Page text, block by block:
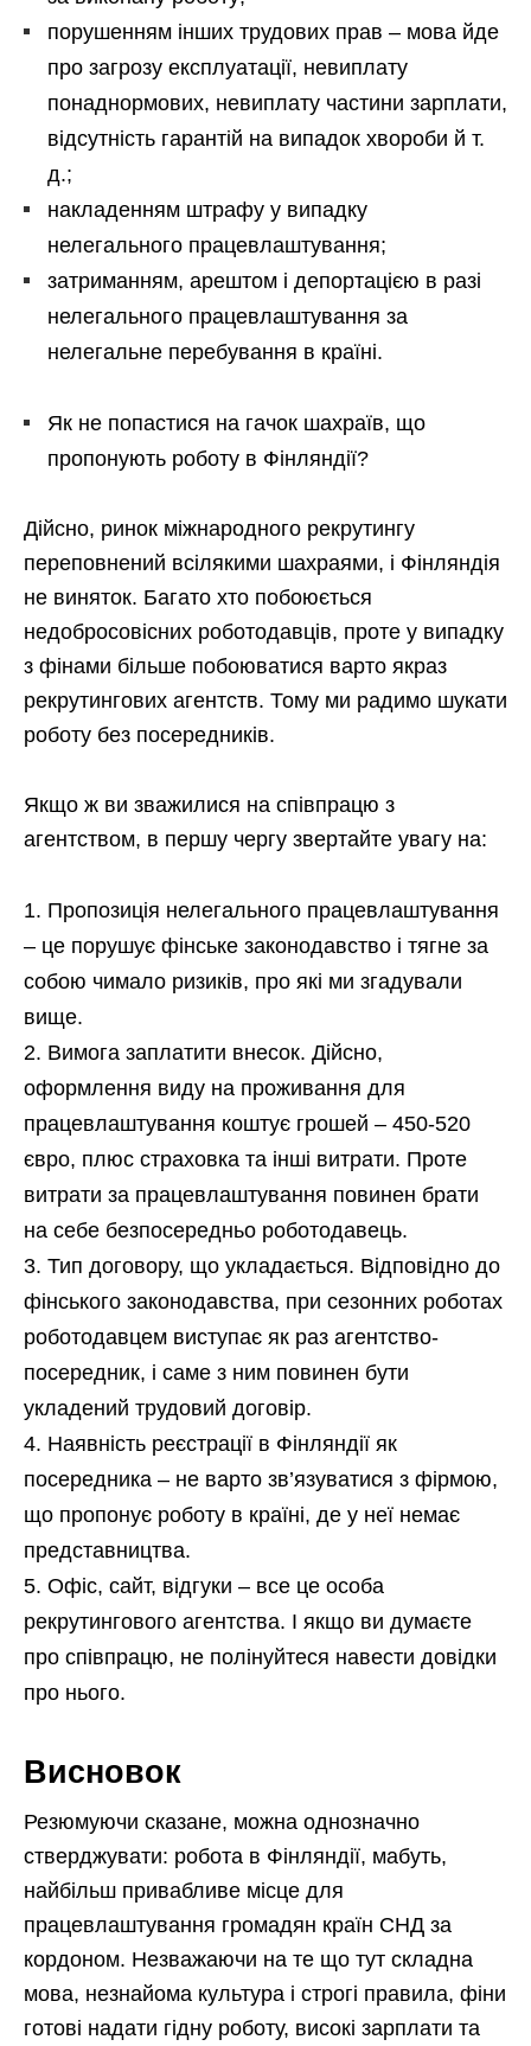
порушенням інших трудових прав – мова йде
про загрозу експлуатації, невиплату
понаднормових, невиплату частини зарплати,
відсутність гарантій на випадок хвороби й т.
д.;
накладенням штрафу у випадку
нелегального працевлаштування;
затриманням, арештом і депортацією в разі
нелегального працевлаштування за
нелегальне перебування в країні.
Як не попастися на гачок шахраїв, що
пропонують роботу в Фінляндії?
Дійсно, ринок міжнародного рекрутингу
переповнений всілякими шахраями, і Фінляндія
не виняток. Багато хто побоюється
недобросовісних роботодавців, проте у випадку
з фінами більше побоюватися варто якраз
рекрутингових агентств. Тому ми радимо шукати
роботу без посередників.
Якщо ж ви зважилися на співпрацю з
агентством, в першу чергу звертайте увагу на:
Пропозиція нелегального працевлаштування
– це порушує фінське законодавство і тягне за
собою чимало ризиків, про які ми згадували
вище.
Вимога заплатити внесок. Дійсно,
оформлення виду на проживання для
працевлаштування коштує грошей – 450-520
євро, плюс страховка та інші витрати. Проте
витрати за працевлаштування повинен брати
на себе безпосередньо роботодавець.
Тип договору, що укладається. Відповідно до
фінського законодавства, при сезонних роботах
роботодавцем виступає як раз агентство-
посередник, і саме з ним повинен бути
укладений трудовий договір.
Наявність реєстрації в Фінляндії як
посередника – не варто зв’язуватися з фірмою,
що пропонує роботу в країні, де у неї немає
представництва.
Офіс, сайт, відгуки – все це особа
рекрутингового агентства. І якщо ви думаєте
про співпрацю, не полінуйтеся навести довідки
про нього.
Висновок
Резюмуючи сказане, можна однозначно
стверджувати: робота в Фінляндії, мабуть,
найбільш привабливе місце для
працевлаштування громадян країн СНД за
кордоном. Незважаючи на те що тут складна
мова, незнайома культура і строгі правила, фіни
готові надати гідну роботу, високі зарплати та